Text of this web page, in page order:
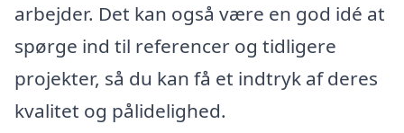
arbejder. Det kan også være en god idé at
spørge ind til referencer og tidligere
projekter, så du kan få et indtryk af deres
kvalitet og pålidelighed.